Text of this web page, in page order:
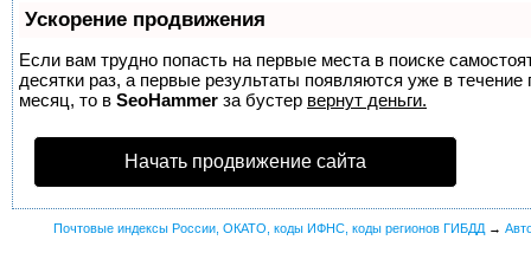
Ускорение продвижения
Если вам трудно попасть на первые места в поиске
десятки раз, а первые результаты появляются уже в
месяц, то в SeoHammer за бустер вернут деньги.
Начать продвижение сайта
Почтовые индексы России, ОКАТО, коды ИФНС, коды регионов ГИБДД →